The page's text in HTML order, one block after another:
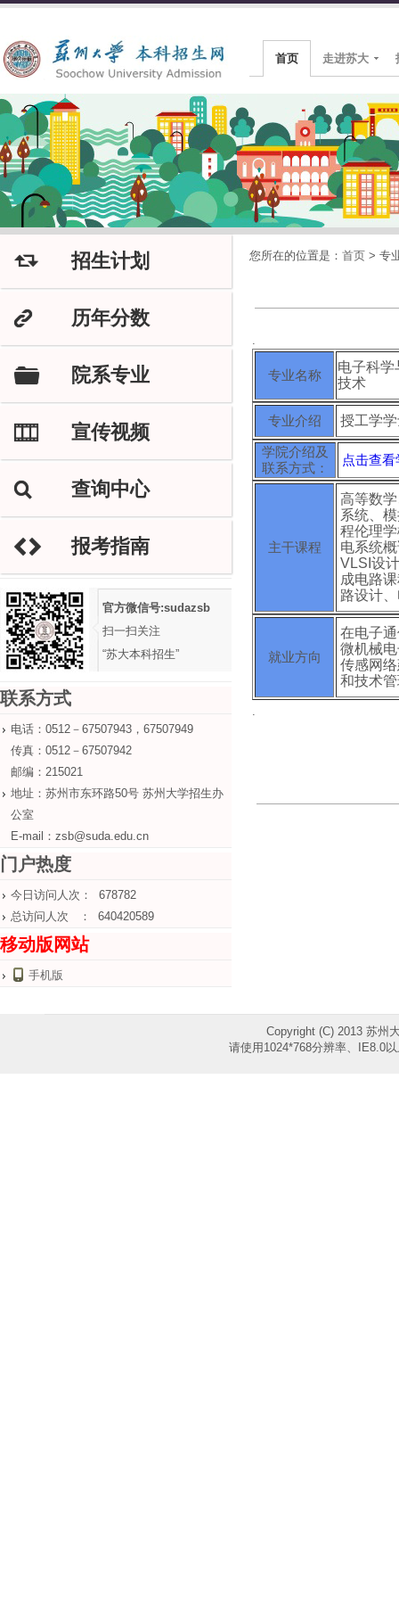
首页 走进苏大
J 招生计划
K 历年分数
F 院系专业
M 宣传视频
L 查询中心
H 报考指南
官方微信号:sudazsb
扫一扫关注
“苏大本科招生”
联系方式
电话：0512－67507943，67507949
传真：0512－67507942
邮编：215021
地址：苏州市东环路50号 苏州大学招生办
公室
E-mail：zsb@suda.edu.cn
门户热度
今日访问人次： 678782
总访问人次 ： 640420589
移动版网站
手机版
您所在的位置是： 首页 > 专
.
专业名称
电子科学
技术
专业介绍 授工学
学院介绍及
联系方式：
点击查
主干课程
高等数
系统、
程伦理
电系统
VLSI设
成电路
路设计
就业方向
在电子
微机械
传感网
和技术
.
Copyright (C) 2013 苏州
请使用1024*768分辨率、IE8.0